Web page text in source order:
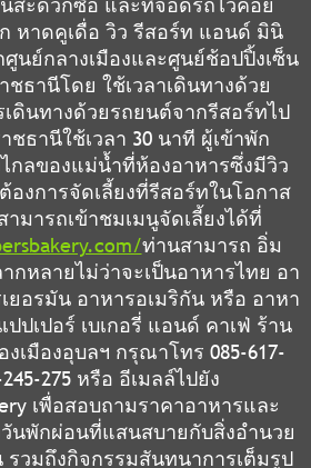
สะดวกซื้อ และที่จอดรถไว้คอย
หาดคูเดื่อ วิว รีสอร์ท แอนด์ มินิ
นย์กลางเมืองและศูนย์ช้อปปิ้งเซ็น
ธานีโดย ใช้เวลาเดินทางด้วย
ดินทางด้วยรถยนต์จากรีสอร์ทไป
ธานีใช้เวลา 30 นาที ผู้เข้าพัก
กลของแม่น้ำที่ห้องอาหารซึ่งมีวิว
งการจัดเลี้ยงที่รีสอร์ทในโอกาส
มารถเข้าชมเมนูจัดเลี้ยงได้ที่
ท่านสามารถ อิ่ม
กหลายไม่ว่าจะเป็นอาหารไทย อา
ยอรมัน อาหารอเมริกัน หรือ อาหา
ปปเปอร์ เบเกอรี่ แอนด์ คาเฟ่ ร้าน
เมืองอุบลฯ กรุณาโทร 085-617-
275 หรือ อีเมลล์ไปยัง
เพื่อสอบถามราคาอาหารและ
นพักผ่อนที่แสนสบายกับสิ่งอำนวย
วมถึงกิจกรรมสันทนาการเต็มรูป